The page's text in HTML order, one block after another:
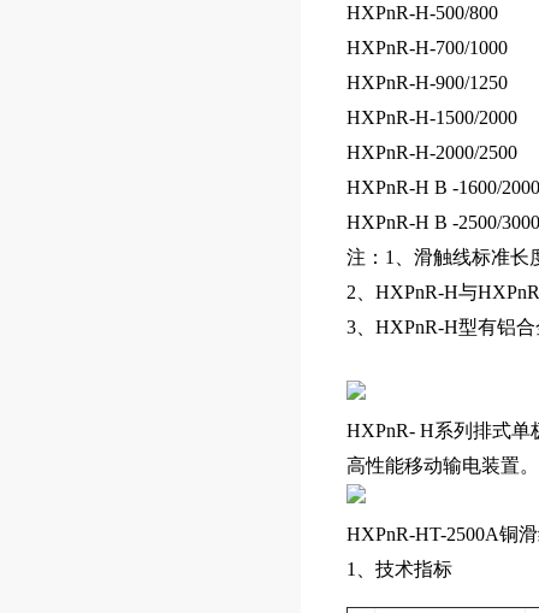
HXPnR-H-500/800
HXPnR-H-700/1000
HXPnR-H-900/1250
HXPnR-H-1500/2000
HXPnR-H-2000/2500
HXPnR-H B -1600/2000
HXPnR-H B -2500/3000
注：1、滑触线标准长
2、HXPnR-H与
3、HXPnR-H型有铝
HXPnR- H系列排式
高性能移动输电装置
HXPnR-HT-2500A铜
1、技术指标